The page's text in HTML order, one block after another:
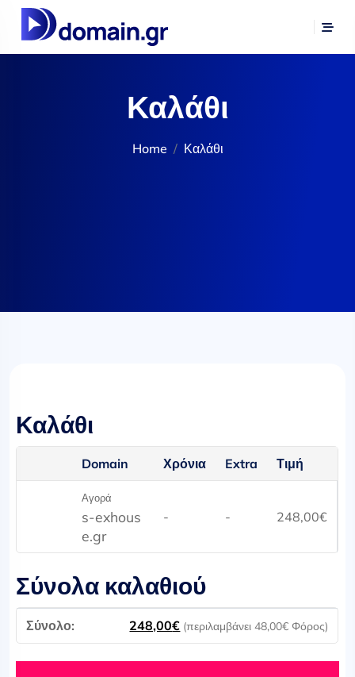
Καλάθι
Home Καλάθι
Καλάθι
Domain Χρόνια Extra Τιμή
Αγορά
s-exhous
e.gr
- - 248,00€
Σύνολα καλαθιού
248,00€ (περιλαμβάνει48,00€ Φόρος)